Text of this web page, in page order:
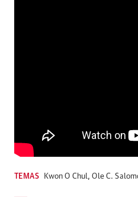
TEMAS Kwon O Chul,Ole C.